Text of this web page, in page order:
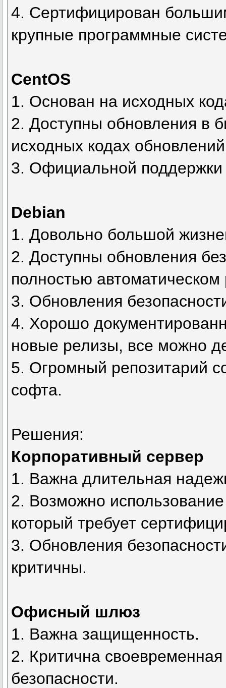
4. Сертифицирован
крупные программные
CentOS
1. Основан на исходных
2. Доступны обновления в
исходных кодах
3. Официальной поддержки
Debian
1. Довольно большой
2. Доступны обновления
полностью
3. Обновления
4. Хорошо
новые релизы, все можно
5. Огромный репозитарий
софта.
Решения:
Корпоративный сервер
1. Важна длительная
2. Возможно
который требует
3. Обновления
критичны.
Офисный шлюз
1. Важна защищенность.
2. Критична
безопасности.